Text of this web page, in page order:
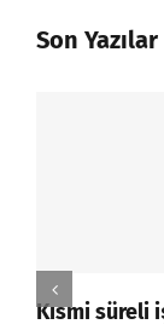
Son Yazılar
Kısmi süreli